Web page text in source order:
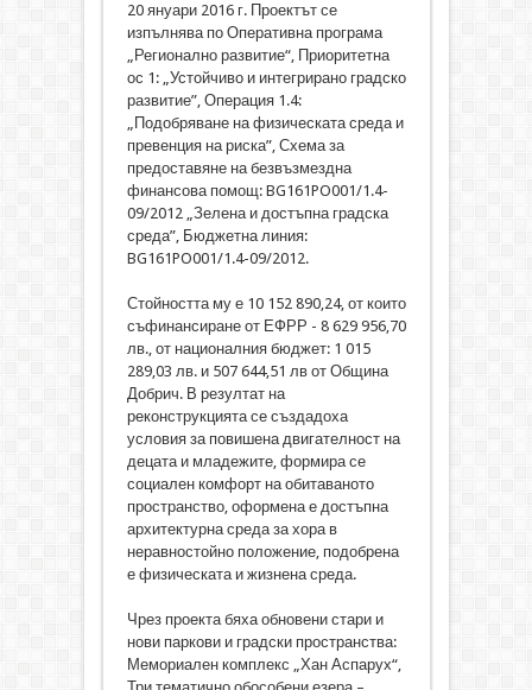
20 януари 2016 г. Проектът се
изпълнява по Оперативна програма
„Регионално развитие“, Приоритетна
ос 1: „Устойчиво и интегрирано градско
развитие”, Операция 1.4:
„Подобряване на физическата среда и
превенция на риска”, Схема за
предоставяне на безвъзмездна
финансова помощ: BG161PO001/1.4-
09/2012 „Зелена и достъпна градска
среда”, Бюджетна линия:
BG161PO001/1.4-09/2012.
Стойността му е 10 152 890,24, от които
съфинансиране от ЕФРР - 8 629 956,70
лв., от националния бюджет: 1 015
289,03 лв. и 507 644,51 лв от Община
Добрич. В резултат на
реконструкцията се създадоха
условия за повишена двигателност на
децата и младежите, формира се
социален комфорт на обитаваното
пространство, оформена е достъпна
архитектурна среда за хора в
неравностойно положение, подобрена
е физическата и жизнена среда.
Чрез проекта бяха обновени стари и
нови паркови и градски пространства:
Мемориален комплекс „Хан Аспарух“,